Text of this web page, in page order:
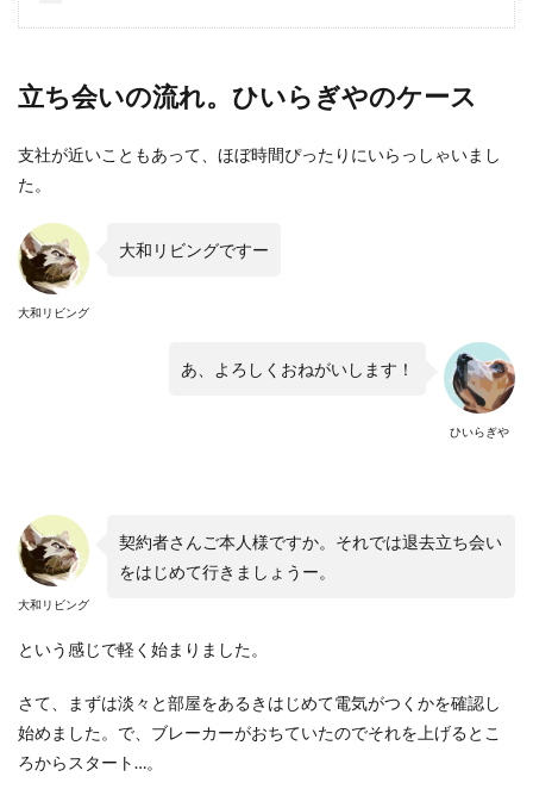
立ち会いの流れ。ひいらぎやのケース
支社が近いこともあって、ほぼ時間ぴったりにいらっしゃいまし
た。
大和リビング
大和リビングですー
ひいらぎや
あ、よろしくおねがいします！
大和リビング
契約者さんご本人様ですか。それでは退去立ち会い
をはじめて行きましょうー。
という感じで軽く始まりました。
さて、まずは淡々と部屋をあるきはじめて電気がつくかを確認し
始めました。で、ブレーカーがおちていたのでそれを上げるとこ
ろからスタート…。